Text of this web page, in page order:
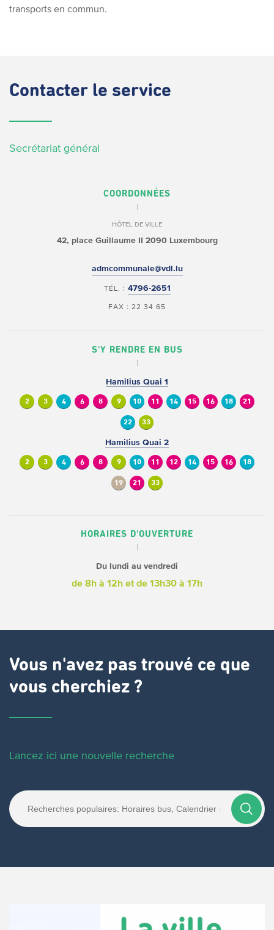
transports en commun.
Contacter le service
Secrétariat général
COORDONNÉES
HÔTEL DE VILLE
42, place Guillaume II 2090 Luxembourg
admcommunale@vdl.lu
TÉL. : 4796-2651
FAX : 22 34 65
S'Y RENDRE EN BUS
Hamilius Quai 1
2 3 4 6 8 9 10 11 14 15 16 18 21
22 33
Hamilius Quai 2
2 3 4 6 8 9 10 11 12 14 15 16 18
19 21 33
HORAIRES D'OUVERTURE
Du lundi au vendredi
de 8h à 12h et de 13h30 à 17h
Vous n'avez pas trouvé ce que
vous cherchiez ?
Lancez ici une nouvelle recherche